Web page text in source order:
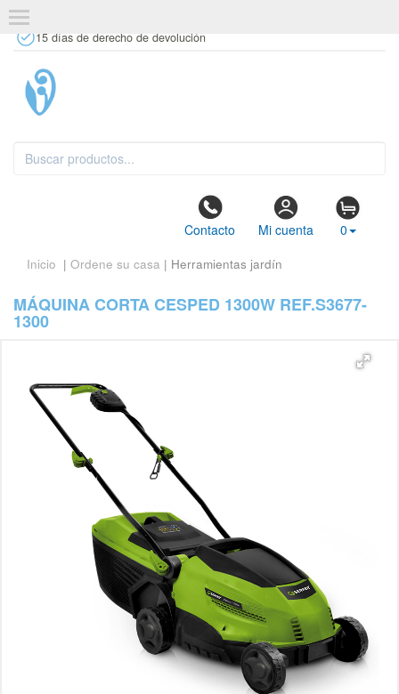
15 días de derecho de devolución
Contacto Mi cuenta 0
Inicio | Ordene su casa | Herramientas jardín
MÁQUINA CORTA CESPED 1300W REF.S3677-
1300